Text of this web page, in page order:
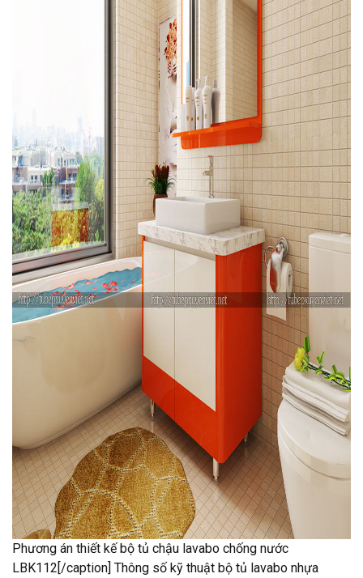
Phương án thiết kế bộ tủ chậu lavabo chống nước
LBK112[/caption] Thông số kỹ thuật bộ tủ lavabo nhựa